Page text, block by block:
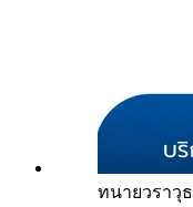
ทนายวราวุธ